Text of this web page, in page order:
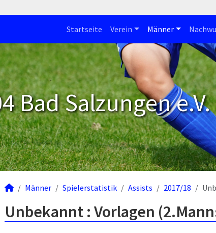
Startseite Verein Männer
Bad Salzungen e.V.
Männer Spielerstatistik Assists 2017/18
Unbekannt : Vorlagen